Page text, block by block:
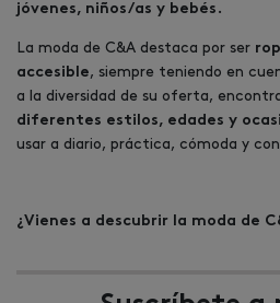
jóvenes, niños/as y bebés.
La moda de C&A destaca por ser
accesible, siempre teniendo en
a la diversidad de su oferta,
diferentes estilos, edades y
usar a diario, práctica, cómoda y
¿Vienes a descubrir la moda de